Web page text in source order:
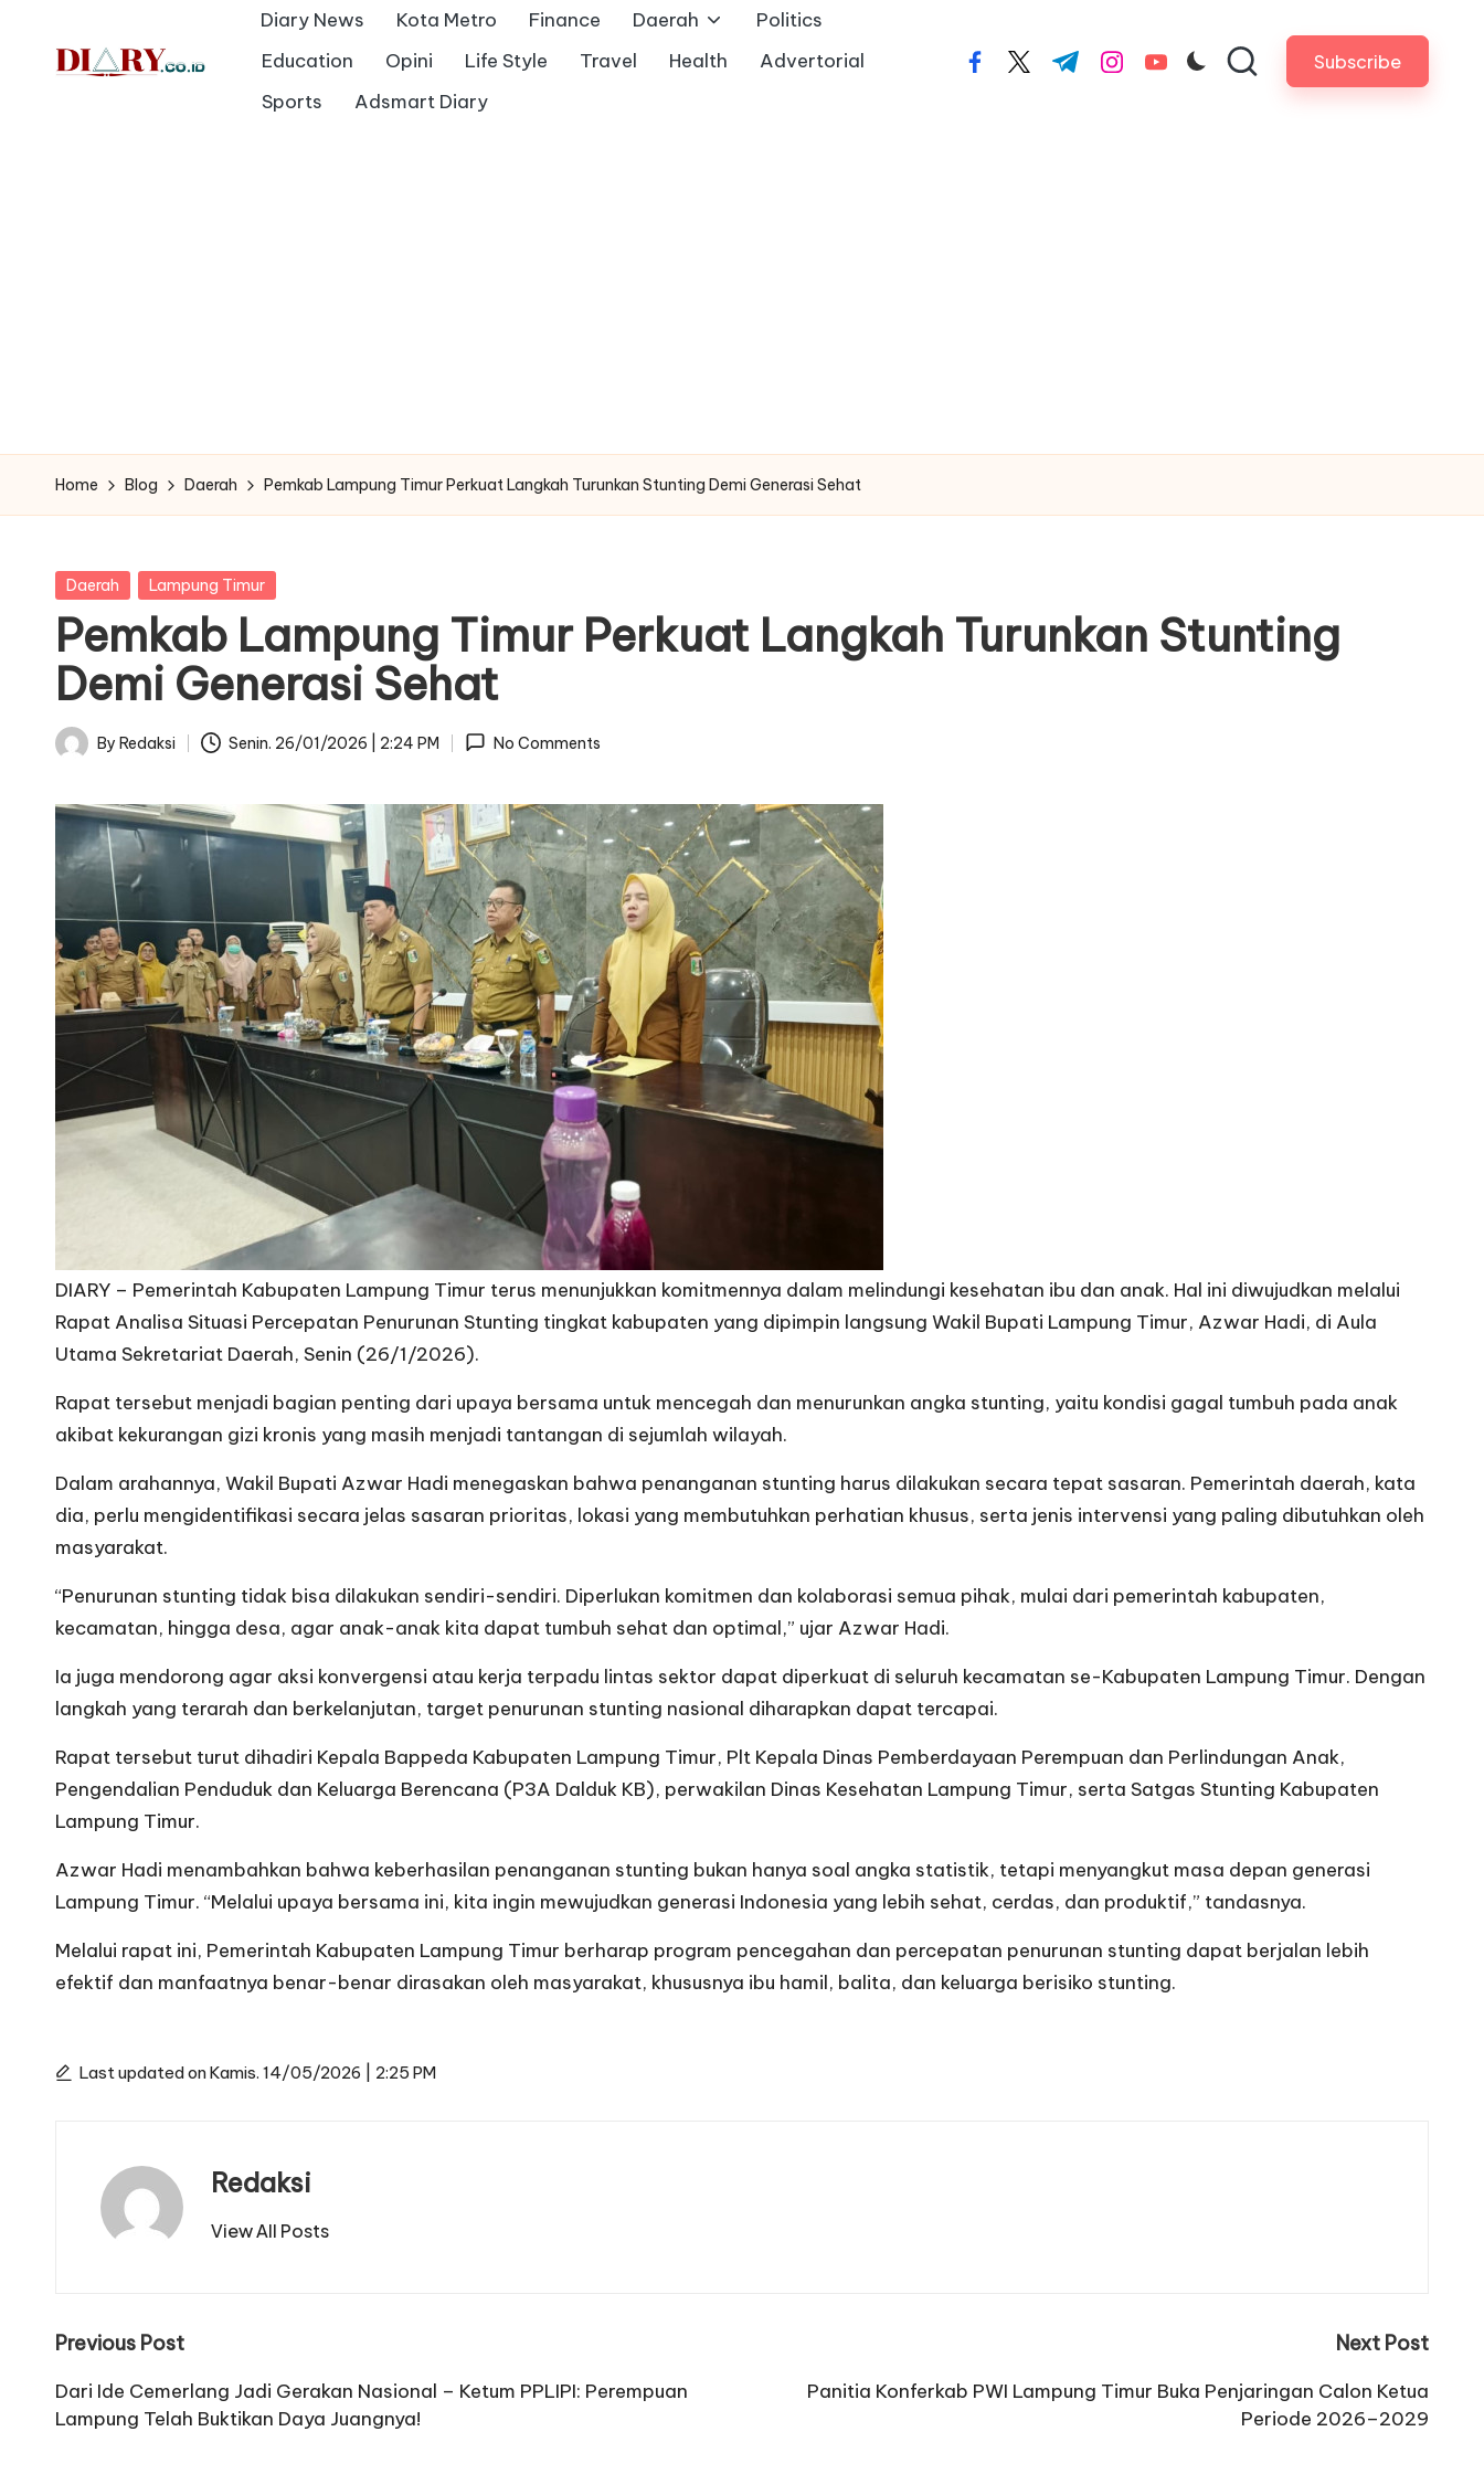
Diary News Kota Metro Finance Daerah
Politics
Education
Opini Life Style Travel Health
Advertorial
Sports
Adsmart Diary
facebook.com
twitter.com
t.me instagram.com
youtube.com Subscribe
Home Blog Daerah Pemkab Lampung Timur Perkuat Langkah Turunkan Stunting Demi Generasi Sehat
Posted
Daerah Lampung Timur
Pemkab Lampung Timur Perkuat Langkah Turunkan Stunting
Demi Generasi Sehat
Posted
By Redaksi Senin. 26/01/2026 | 2:24 PM No Comments
DIARY – Pemerintah Kabupaten Lampung Timur terus menunjukkan komitmennya dalam melindungi kesehatan ibu dan anak. Hal ini diwujudkan melalui
Rapat Analisa Situasi Percepatan Penurunan Stunting tingkat kabupaten yang dipimpin langsung Wakil Bupati Lampung Timur, Azwar Hadi, di Aula
Utama Sekretariat Daerah, Senin (26/1/2026).
Rapat tersebut menjadi bagian penting dari upaya bersama untuk mencegah dan menurunkan angka stunting, yaitu kondisi gagal tumbuh pada anak
akibat kekurangan gizi kronis yang masih menjadi tantangan di sejumlah wilayah.
Dalam arahannya, Wakil Bupati Azwar Hadi menegaskan bahwa penanganan stunting harus dilakukan secara tepat sasaran. Pemerintah daerah, kata
dia, perlu mengidentifikasi secara jelas sasaran prioritas, lokasi yang membutuhkan perhatian khusus, serta jenis intervensi yang paling dibutuhkan oleh
masyarakat.
“Penurunan stunting tidak bisa dilakukan sendiri-sendiri. Diperlukan komitmen dan kolaborasi semua pihak, mulai dari pemerintah kabupaten,
kecamatan, hingga desa, agar anak-anak kita dapat tumbuh sehat dan optimal,” ujar Azwar Hadi.
Ia juga mendorong agar aksi konvergensi atau kerja terpadu lintas sektor dapat diperkuat di seluruh kecamatan se-Kabupaten Lampung Timur. Dengan
langkah yang terarah dan berkelanjutan, target penurunan stunting nasional diharapkan dapat tercapai.
Rapat tersebut turut dihadiri Kepala Bappeda Kabupaten Lampung Timur, Plt Kepala Dinas Pemberdayaan Perempuan dan Perlindungan Anak,
Pengendalian Penduduk dan Keluarga Berencana (P3A Dalduk KB), perwakilan Dinas Kesehatan Lampung Timur, serta Satgas Stunting Kabupaten
Lampung Timur.
Azwar Hadi menambahkan bahwa keberhasilan penanganan stunting bukan hanya soal angka statistik, tetapi menyangkut masa depan generasi
Lampung Timur. “Melalui upaya bersama ini, kita ingin mewujudkan generasi Indonesia yang lebih sehat, cerdas, dan produktif,” tandasnya.
Melalui rapat ini, Pemerintah Kabupaten Lampung Timur berharap program pencegahan dan percepatan penurunan stunting dapat berjalan lebih
efektif dan manfaatnya benar-benar dirasakan oleh masyarakat, khususnya ibu hamil, balita, dan keluarga berisiko stunting.
Last updated on Kamis. 14/05/2026 | 2:25 PM
Redaksi
View All Posts
Post
navigation
Previous Post
Dari Ide Cemerlang Jadi Gerakan Nasional – Ketum PPLIPI: Perempuan
Lampung Telah Buktikan Daya Juangnya!
Next Post
Panitia Konferkab PWI Lampung Timur Buka Penjaringan Calon Ketua
Periode 2026–2029